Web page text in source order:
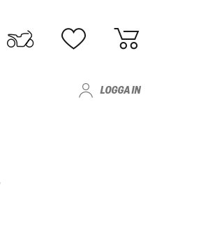
LOGGA IN